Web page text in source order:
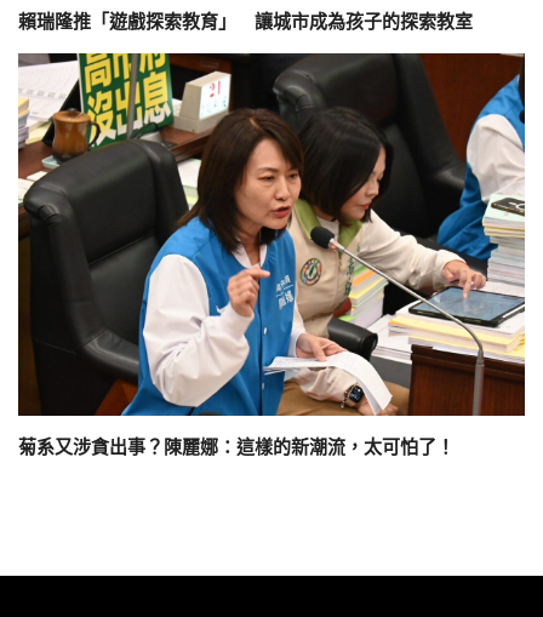
賴瑞隆推「遊戲探索教育」 讓城市成為孩子的探索教室
菊系又涉貪出事？陳麗娜：這樣的新潮流，太可怕了！